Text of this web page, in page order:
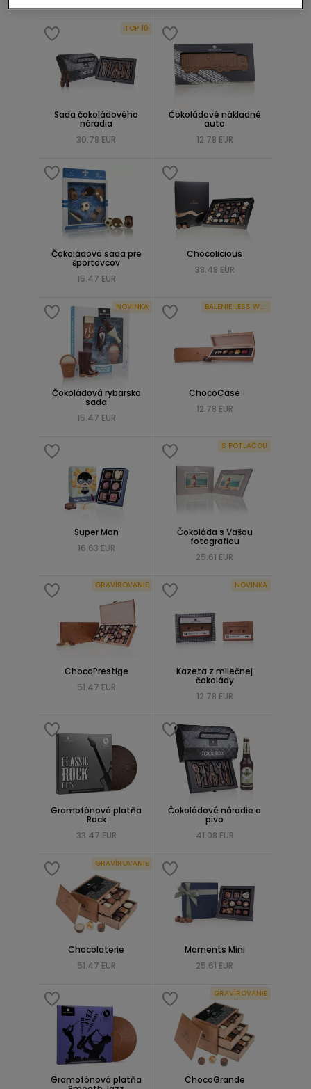
TOP 10
Sada čokoládového
náradia
30.78 EUR
Čokoládové nákladné
auto
12.78 EUR
Čokoládová sada pre
športovcov
15.47 EUR
Chocolicious
38.48 EUR
NOVINKA
Čokoládová rybárska
sada
15.47 EUR
BALENIE LESS WASTE
ChocoCase
12.78 EUR
Super Man
16.63 EUR
S POTLAČOU
Čokoláda s Vašou
fotografiou
25.61 EUR
GRAVÍROVANIE
ChocoPrestige
51.47 EUR
NOVINKA
Kazeta z mliečnej
čokolády
12.78 EUR
Gramofónová platňa
Rock
33.47 EUR
Čokoládové náradie a
pivo
41.08 EUR
GRAVÍROVANIE
Chocolaterie
51.47 EUR
Moments Mini
25.61 EUR
Gramofónová platňa
GRAVÍROVANIE
ChocoGrande